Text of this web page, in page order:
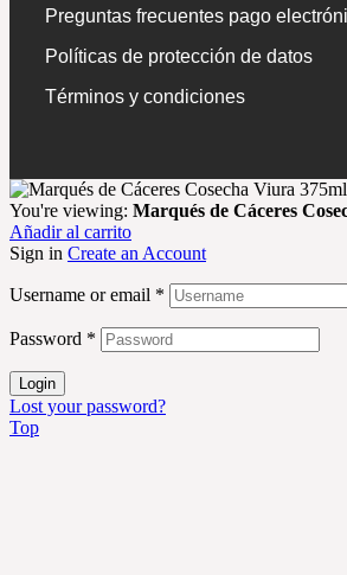
Preguntas frecuentes pago
Políticas de protección de datos
Términos y condiciones
You're viewing: Marqués de Cáceres
Añadir al carrito
Sign in Create an Account
Username or email *
Password *
Login
Lost your password?
Top